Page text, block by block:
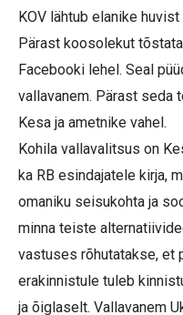
KOV lähtub elanike huvist
Pärast koosolekut
Facebooki lehel. Seal
vallavanem. Pärast seda
Kesa ja ametnike vahel.
Kohila vallavalitsus on
ka RB esindajatele kirja,
omaniku seisukohta ja
minna teiste
vastuses rõhutatakse, et
erakinnistule tuleb
ja õiglaselt. Vallavanem